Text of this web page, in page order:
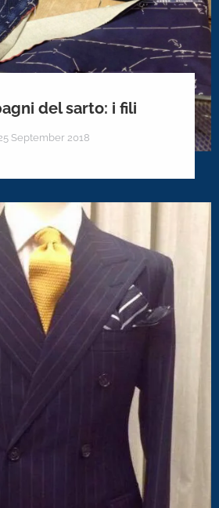
del sarto: i fili
September 2018